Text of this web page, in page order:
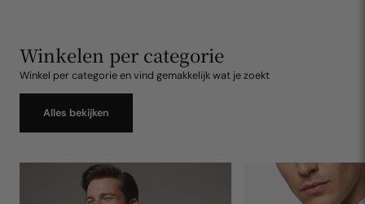
Winkelen per categorie
Winkel per categorie en vind gemakkelijk wat je zoekt
Alles bekijken